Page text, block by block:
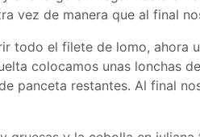
vez de manera que al final
todo el filete de lomo, ahora
colocamos unas lonchas
panceta restantes. Al final